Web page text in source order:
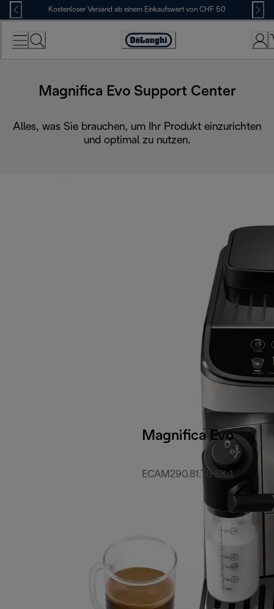
Skip
to
Content
Kostenloser Versand ab einem Einkaufswert von CHF 50
Erklärung
Magnifica Evo Support Center
Alles, was Sie brauchen, um Ihr Produkt einzurichten
und optimal zu nutzen.
Magnifica Evo
ECAM290.81.TB EX:1